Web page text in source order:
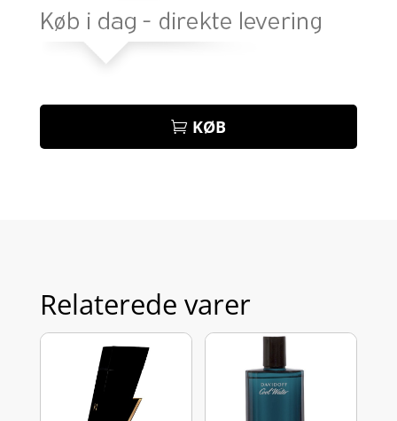
KØB
Relaterede varer